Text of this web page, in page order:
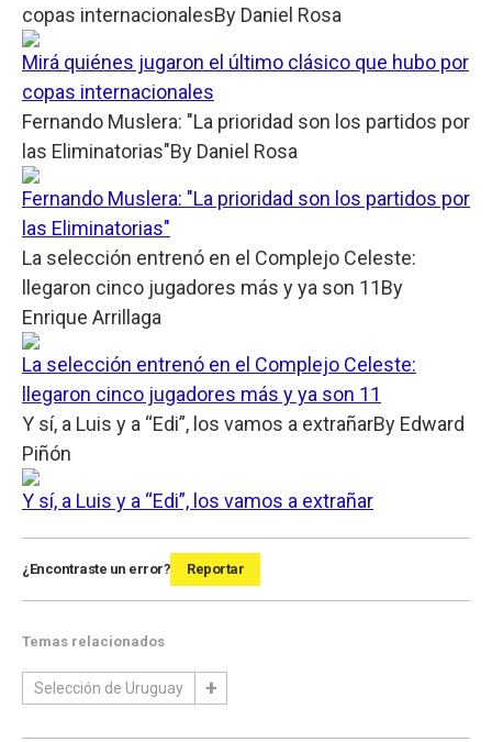
copas internacionalesBy Daniel Rosa
Mirá quiénes jugaron el último clásico que hubo por
copas internacionales
Fernando Muslera: "La prioridad son los partidos por
las Eliminatorias"By Daniel Rosa
Fernando Muslera: "La prioridad son los partidos por
las Eliminatorias"
La selección entrenó en el Complejo Celeste:
llegaron cinco jugadores más y ya son 11By
Enrique Arrillaga
La selección entrenó en el Complejo Celeste:
llegaron cinco jugadores más y ya son 11
Y sí, a Luis y a “Edi”, los vamos a extrañarBy Edward
Piñón
Y sí, a Luis y a “Edi”, los vamos a extrañar
¿Encontraste un error? Reportar
Temas relacionados
Selección de Uruguay